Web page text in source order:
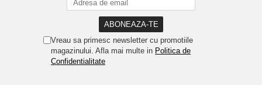
Vreau sa primesc newsletter cu promotiile
magazinului. Afla mai multe in Politica de
Confidentialitate